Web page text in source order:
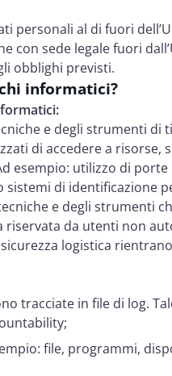
personali al di fuori
sede legale fuori
obblighi previsti.
informatici?
e degli strumenti di
di accedere a risorse,
esempio: utilizzo di
sistemi di identificazione
e degli strumenti
da utenti non
logistica
tracciate in file di log.
file, programmi,